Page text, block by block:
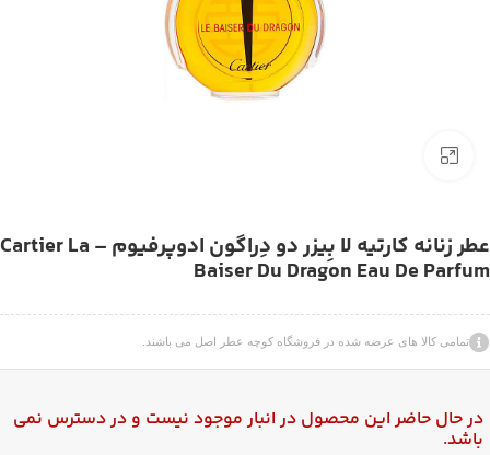
عطر زنانه کارتیه لا بِیزر دو دِراگون ادوپرفیوم – Cartier La
Baiser Du Dragon Eau De Parfum
تمامی کالا های عرضه شده در فروشگاه کوچه عطر اصل می باشند.
در حال حاضر این محصول در انبار موجود نیست و در دسترس نمی
باشد.